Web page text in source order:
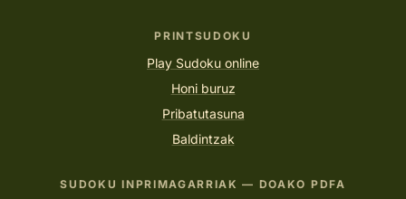
PRINTSUDOKU
Play Sudoku online
Honi buruz
Pribatutasuna
Baldintzak
SUDOKU INPRIMAGARRIAK — DOAKO PDFA